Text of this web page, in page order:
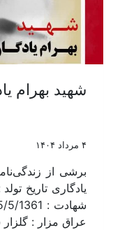
شهید بهرام
۴ مرداد ۱۴۰۴
برشی از
عراق مزار :